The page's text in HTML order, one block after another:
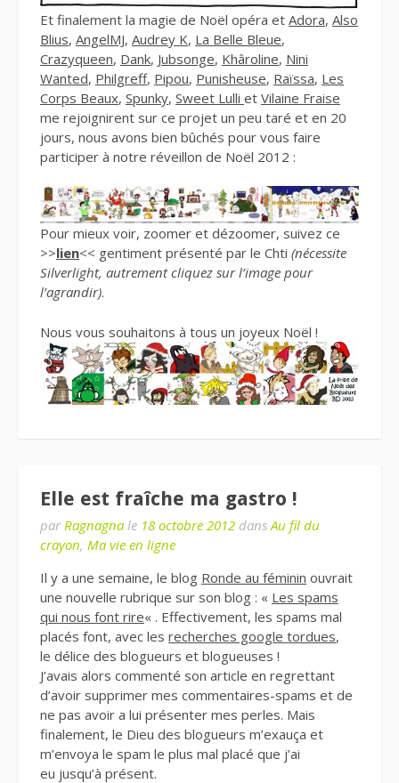
Et finalement la magie de Noël opéra et Adora, Also
Blius, AngelMJ, Audrey K, La Belle Bleue,
Crazyqueen, Dank, Jubsonge, Khâroline, Nini
Wanted, Philgreff, Pipou, Punisheuse, Raïssa, Les
Corps Beaux, Spunky, Sweet Lulli et Vilaine Fraise
me rejoignirent sur ce projet un peu taré et en 20
jours, nous avons bien bûchés pour vous faire
participer à notre réveillon de Noël 2012 :
Pour mieux voir, zoomer et dézoomer, suivez ce
>>lien<< gentiment présenté par le Chti (nécessite
Silverlight, autrement cliquez sur l’image pour
l’agrandir).
Nous vous souhaitons à tous un joyeux Noël !
Elle est fraîche ma gastro !
par Ragnagna le 18 octobre 2012 dans Au fil du
crayon, Ma vie en ligne
Il y a une semaine, le blog Ronde au féminin ouvrait
une nouvelle rubrique sur son blog : « Les spams
qui nous font rire« . Effectivement, les spams mal
placés font, avec les recherches google tordues,
le délice des blogueurs et blogueuses !
J’avais alors commenté son article en regrettant
d’avoir supprimer mes commentaires-spams et de
ne pas avoir a lui présenter mes perles. Mais
finalement, le Dieu des blogueurs m’exauça et
m’envoya le spam le plus mal placé que j’ai
eu jusqu’à présent.